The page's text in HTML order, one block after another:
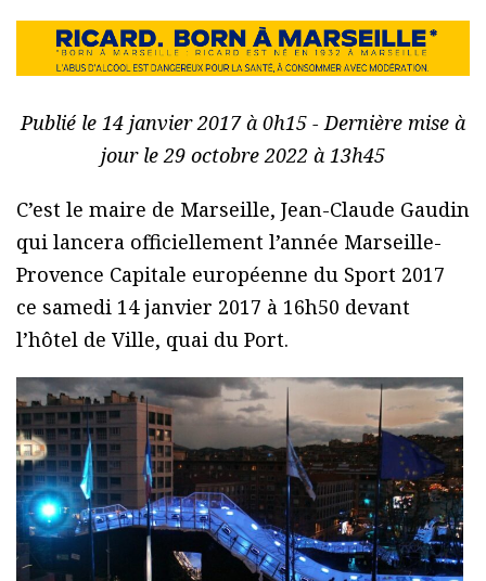
Publié le 14 janvier 2017 à 0h15 - Dernière mise à
jour le 29 octobre 2022 à 13h45
C’est le maire de Marseille, Jean-Claude Gaudin
qui lancera officiellement l’année Marseille-
Provence Capitale européenne du Sport 2017
ce samedi 14 janvier 2017 à 16h50 devant
l’hôtel de Ville, quai du Port.